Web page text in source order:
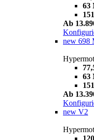
63
Ab
new 698
63
Ab
new V2